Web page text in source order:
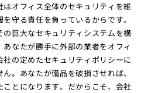
オフィス全体のセキュリティを維
守る責任を負っているからです。
巨大なセキュリティシステムを構
なたが勝手に外部の業者をオフィ
の定めたセキュリティポリシーに
。あなたが備品を破損させれば、
とになります。だからこそ、会社